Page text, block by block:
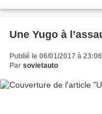
Une Yugo à
Publié le 06/01/2017 à 23:06
Par sovietauto